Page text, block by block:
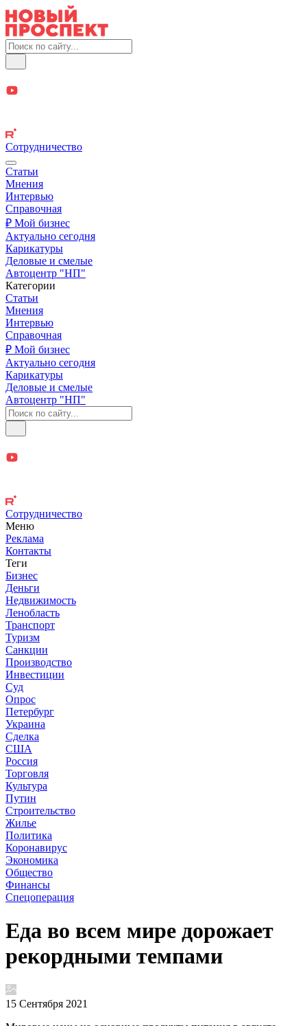
Сотрудничество
Статьи
Мнения
Интервью
Справочная
₽ Мой бизнес
Актуально сегодня
Карикатуры
Деловые и смелые
Автоцентр "НП"
Категории
Статьи
Мнения
Интервью
Справочная
₽ Мой бизнес
Актуально сегодня
Карикатуры
Деловые и смелые
Автоцентр "НП"
Сотрудничество
Меню
Реклама
Контакты
Теги
Бизнес
Деньги
Недвижимость
Ленобласть
Транспорт
Туризм
Санкции
Производство
Инвестиции
Суд
Опрос
Петербург
Украина
Сделка
США
Россия
Торговля
Культура
Путин
Строительство
Жилье
Политика
Коронавирус
Экономика
Общество
Финансы
Спецоперация
Еда во всем мире дорожает
рекордными темпами
15 Сентября 2021